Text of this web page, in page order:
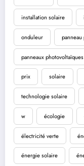
installation solaire
onduleur
panneaux photovoltaïques
prix solaire
technologie solaire
w écologie
électricité verte
énergie solaire